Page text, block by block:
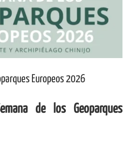
Europeos 2026
de los Geoparques